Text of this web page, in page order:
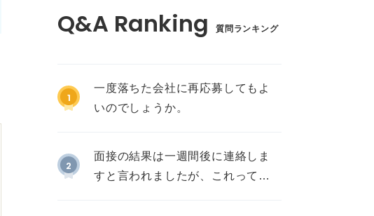
質問ランキング
1
一度落ちた会社に再応募してもよ
いのでしょうか。
2
面接の結果は一週間後に連絡しま
すと言われましたが、これって不